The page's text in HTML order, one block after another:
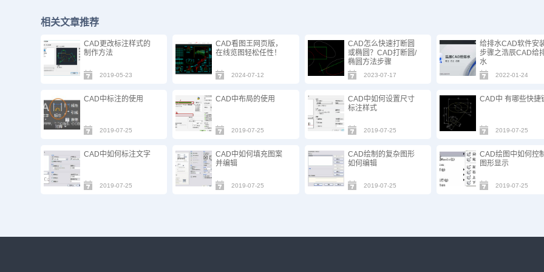
相关文章推荐
CAD更改标注样式的
制作方法
2019-05-23
CAD看图王网页版，
在线览图轻松任性！
2024-07-12
CAD怎么快速打断圆
或椭圆？CAD打断圆/
椭圆方法步骤
2023-07-17
给排水CAD软件安
步骤之浩辰CAD给
水
2022-01-24
CAD中标注的使用
2019-07-25
CAD中布局的使用
2019-07-25
CAD中如何设置尺寸
标注样式
2019-07-25
CAD中 有哪些快捷
2019-07-25
CAD中如何标注文字
2019-07-25
CAD中如何填充图案
并编辑
2019-07-25
CAD绘制的复杂图形
如何编辑
2019-07-25
CAD绘图中如何控制
图形显示
2019-07-25